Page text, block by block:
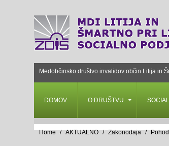
Medobčinsko društvo invalidov občin Litija in
DOMOV O DRUŠTVU
Home AKTUALNO Zakonodaja